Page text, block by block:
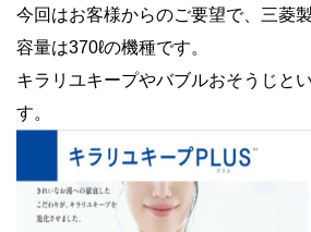
今回はお客様からのご要望で、 三菱
容量は370ℓの機種です。
キラリユキープやバブルおそうじと
す。